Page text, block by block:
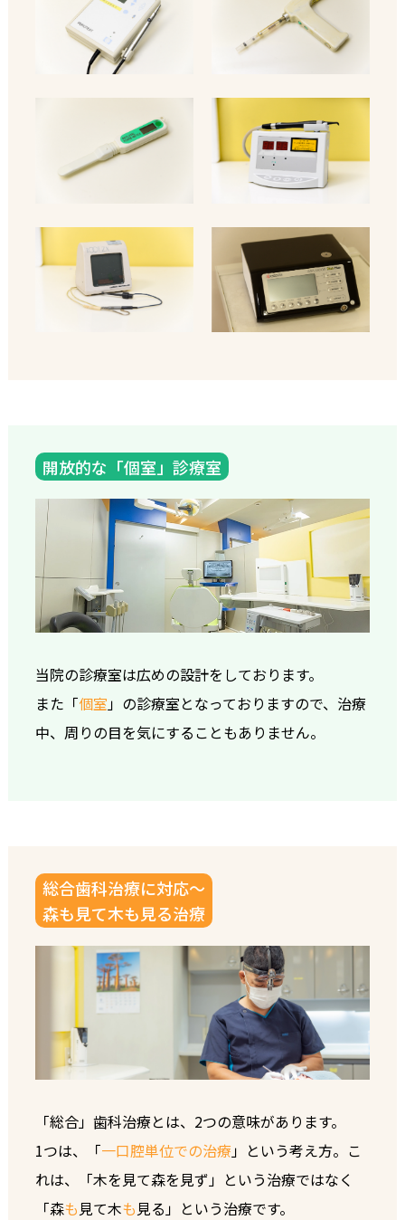
開放的な「個室」診療室
当院の診療室は広めの設計をしております。
また「個室」の診療室となっておりますので、治療
中、周りの目を気にすることもありません。
総合歯科治療に対応～
森も見て木も見る治療
「総合」歯科治療とは、2つの意味があります。
1つは、「一口腔単位での治療 」という考え方。こ
れは、「木を見て森を見ず」という治療ではなく
「森も 見て木も 見る」という治療です。